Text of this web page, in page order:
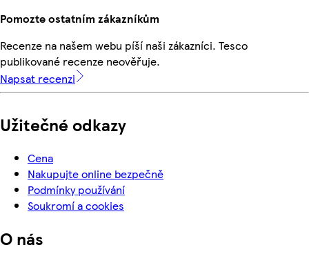
Pomozte ostatním zákazníkům
Recenze na našem webu píší naši zákazníci. Tesco
publikované recenze neověřuje.
Napsat recenzi
Užitečné odkazy
Cena
Nakupujte online bezpečně
Podmínky používání
Soukromí a cookies
O nás